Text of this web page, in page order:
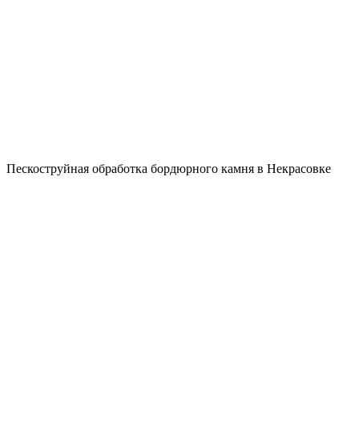
Пескоструйная обработка бордюрного камня в Некрасовке